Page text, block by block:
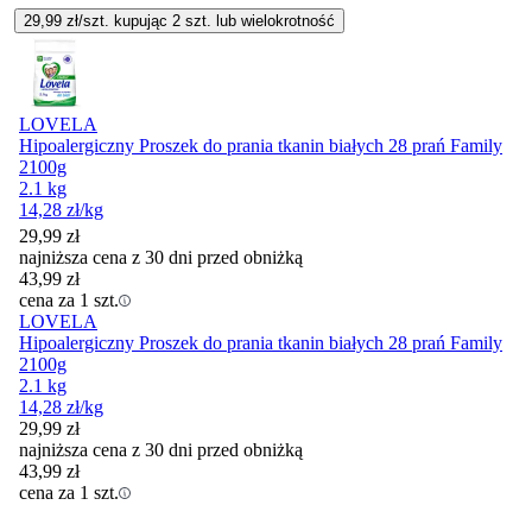
29,99 zł/szt. kupując 2 szt. lub wielokrotność
LOVELA
Hipoalergiczny Proszek do prania tkanin białych 28 prań Family
2100g
2.1 kg
14,28 zł/kg
29,99 zł
najniższa cena z 30 dni przed obniżką
43,99 zł
cena za 1 szt.
LOVELA
Hipoalergiczny Proszek do prania tkanin białych 28 prań Family
2100g
2.1 kg
14,28 zł/kg
29,99 zł
najniższa cena z 30 dni przed obniżką
43,99 zł
cena za 1 szt.